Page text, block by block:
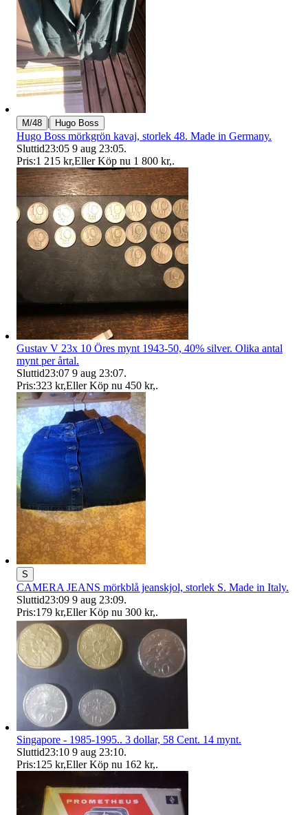
M/48 | Hugo Boss
Hugo Boss mörkgrön kavaj, storlek 48. Made in Germany.
Sluttid23:05 9 aug 23:05.
Pris:1 215 kr,Eller Köp nu 1 800 kr,.
Gustav V 23x 10 Öres mynt 1943-50, 40% silver. Olika antal
mynt per årtal.
Sluttid23:07 9 aug 23:07.
Pris:323 kr,Eller Köp nu 450 kr,.
S
CAMERA JEANS mörkblå jeanskjol, storlek S. Made in Italy.
Sluttid23:09 9 aug 23:09.
Pris:179 kr,Eller Köp nu 300 kr,.
Singapore - 1985-1995.. 3 dollar, 58 Cent. 14 mynt.
Sluttid23:10 9 aug 23:10.
Pris:125 kr,Eller Köp nu 162 kr,.